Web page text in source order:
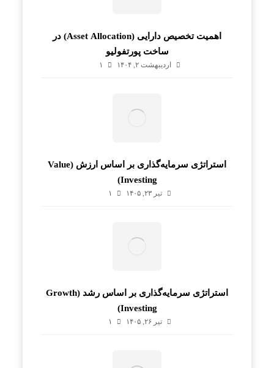
اهمیت تخصیص دارایی (Asset Allocation) در
ساخت پورتفولیو
اردیبهشت ۲, ۱۴۰۴ ۱
استراتژی سرمایه‌گذاری بر اساس ارزش (Value
Investing)
تیر ۲۳, ۱۴۰۵ ۱
استراتژی سرمایه‌گذاری بر اساس رشد (Growth
Investing)
تیر ۲۶, ۱۴۰۵ ۱